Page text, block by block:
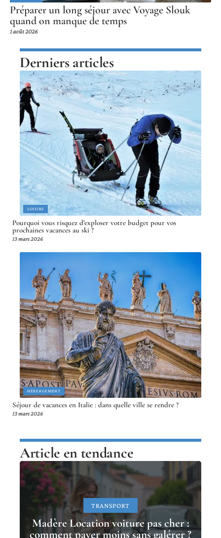
Préparer un long séjour avec Voyage Slouk
quand on manque de temps
1 août 2026
Derniers articles
LOISIRS
Pourquoi vous risquez d’exploser votre budget pour vos
prochaines vacances au ski ?
13 mars 2026
HÉBERGEMENT
Séjour de vacances en Italie : dans quelle ville se rendre ?
13 mars 2026
Article en tendance
TRANSPORT
Madère Location voiture pas cher :
comment payer moins sans galérer ?